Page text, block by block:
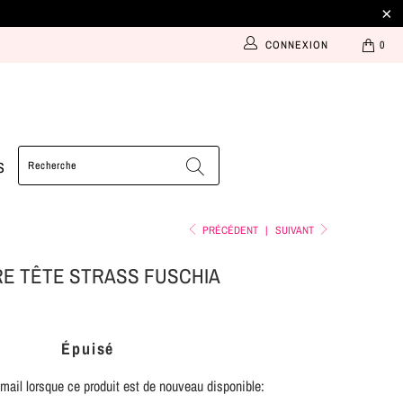
0
CONNEXION
PRÉCÉDENT | SUIVANT
TÊTE STRASS FUSCHIA
Épuisé
lorsque ce produit est de nouveau disponible: